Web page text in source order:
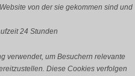
von der sie gekommen sind und
24 Stunden
verwendet, um Besuchern relevante
Diese Cookies verfolgen